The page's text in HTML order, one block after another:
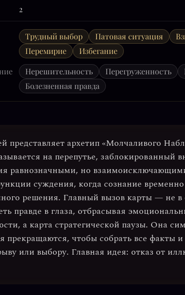
2
Трудный выбор Патовая ситуация
Перемирие
Избегание
Нерешительность Перегруженность
Болезненная правда
представляет архетип«Молчаливого
на перепутье, заблокированный
равнозначными, но
суждения, когда сознание
решения. Главный вызов карты — не
правде в глаза, отбрасывая
а карта стратегической паузы. Она
прекращаются, чтобы собрать все факты
или выбору. Главная идея: отказ от